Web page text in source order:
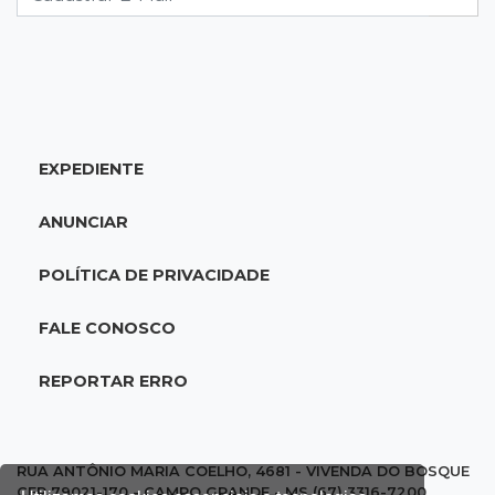
07:29Ivinhema
de suspensão de concurso
07:18 Tempo
Iguatemi amanhece sob chuva e segue em
Carvalho viram achados em Bazar de Cincão
EXPEDIENTE
ANUNCIAR
POLÍTICA DE PRIVACIDADE
FALE CONOSCO
REPORTAR ERRO
RUA ANTÔNIO MARIA COELHO, 4681 - VIVENDA DO BOSQUE